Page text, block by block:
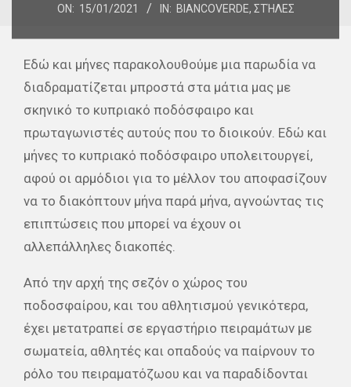
ON: 15/01/2021 IN: BIANCOVERDE, ΣΤΉΛΕΣ
Εδώ και μήνες παρακολουθούμε μια παρωδία να
διαδραματίζεται μπροστά στα μάτια μας με
σκηνικό το κυπριακό ποδόσφαιρο και
πρωταγωνιστές αυτούς που το διοικούν. Εδώ και
μήνες το κυπριακό ποδόσφαιρο υπολειτουργεί,
αφού οι αρμόδιοι για το μέλλον του αποφασίζουν
να το διακόπτουν μήνα παρά μήνα, αγνοώντας τις
επιπτώσεις που μπορεί να έχουν οι
αλλεπάλληλες διακοπές.
Από την αρχή της σεζόν ο χώρος του
ποδοσφαίρου, και του αθλητισμού γενικότερα,
έχει μετατραπεί σε εργαστήριο πειραμάτων με
σωματεία, αθλητές και οπαδούς να παίρνουν το
ρόλο του πειραματόζωου και να παραδίδονται